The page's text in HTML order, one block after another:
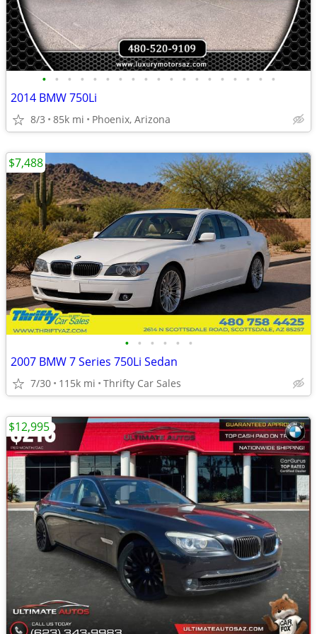
• • • • • • • • • • • • • • • • • • •
2014 BMW 750Li
8/3 85k mi Phoenix, Arizona
• • • • • •
2007 BMW 7 Series 750Li Sedan
7/30 115k mi Thrifty Car Sales
$7,488
$12,995